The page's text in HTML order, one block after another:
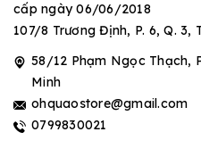
cấp ngày 06/06/2018
107/8 Trương Định, P. 6, Q. 3,
58/12 Phạm Ngọc Thạch,
Minh
ohquaostore@gmail.com
0799830021